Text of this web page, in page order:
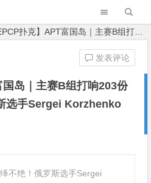
扑克】APT富国岛｜主赛B组打响203份报名络绎不绝！俄罗斯选手Sergei Korzhenko独占鳌头
国岛｜主赛B组打响203份
选手Sergei Korzhenko
发表评论
不绝！俄罗斯选手Sergei